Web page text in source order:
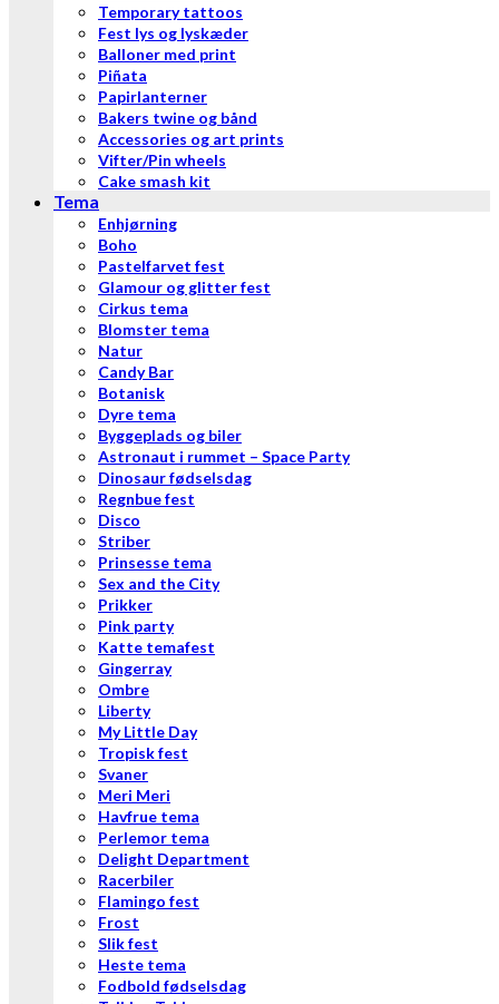
Temporary tattoos
Fest lys og lyskæder
Balloner med print
Piñata
Papirlanterner
Bakers twine og bånd
Accessories og art prints
Vifter/Pin wheels
Cake smash kit
Tema
Enhjørning
Boho
Pastelfarvet fest
Glamour og glitter fest
Cirkus tema
Blomster tema
Natur
Candy Bar
Botanisk
Dyre tema
Byggeplads og biler
Astronaut i rummet – Space Party
Dinosaur fødselsdag
Regnbue fest
Disco
Striber
Prinsesse tema
Sex and the City
Prikker
Pink party
Katte temafest
Gingerray
Ombre
Liberty
My Little Day
Tropisk fest
Svaner
Meri Meri
Havfrue tema
Perlemor tema
Delight Department
Racerbiler
Flamingo fest
Frost
Slik fest
Heste tema
Fodbold fødselsdag